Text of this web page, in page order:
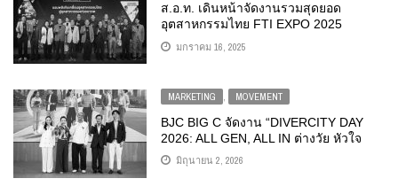
ส.อ.ท. เดินหน้าจัดงานรวมสุดยอด
อุตสาหกรรมไทย FTI EXPO 2025
มกราคม 16, 2025
MARKETING MOVEMENT
BJC BIG C จัดงาน “DIVERCITY DAY
2026: ALL GEN, ALL IN ต่างวัย หัวใจ
เดียวกัน” เดินหน้าสร้างวัฒนธรรมองค์กร
แห่งความเข้าใจ เปิดพื้นที่ให้ทุกความแตก
มิถุนายน 2, 2026